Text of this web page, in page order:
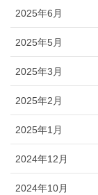
2025年6月
2025年5月
2025年3月
2025年2月
2025年1月
2024年12月
2024年10月